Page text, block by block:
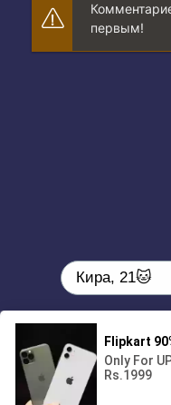
первым!
01/07
00:00
Кира, 21🐱
Поиграешь